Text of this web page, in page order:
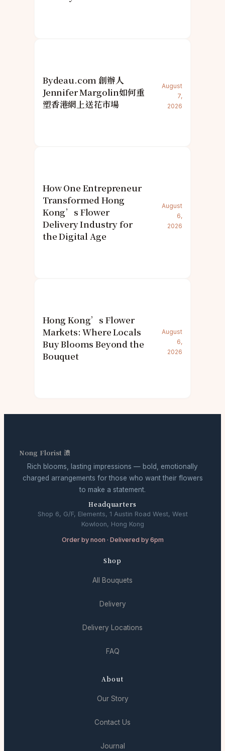
Bydeau.com 創辦人
Jennifer Margolin如何重
塑香港網上送花市場
August
7,
2026
How One Entrepreneur
Transformed Hong
Kong’s Flower
Delivery Industry for
the Digital Age
August
6,
2026
Hong Kong’s Flower
Markets: Where Locals
Buy Blooms Beyond the
Bouquet
August
6,
2026
Nong Florist 濃
Rich blooms, lasting impressions — bold, emotionally
charged arrangements for those who want their flowers
to make a statement.
Headquarters
Shop 6, G/F, Elements, 1 Austin Road West, West
Kowloon, Hong Kong
Order by noon · Delivered by 6pm
Shop
All Bouquets
Delivery
Delivery Locations
FAQ
About
Our Story
Contact Us
Journal